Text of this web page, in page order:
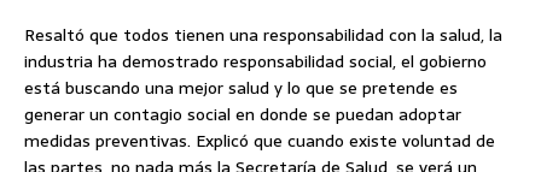
Resaltó que todos tienen una responsabilidad con la salud, la
industria ha demostrado responsabilidad social, el gobierno
está buscando una mejor salud y lo que se pretende es
generar un contagio social en donde se puedan adoptar
medidas preventivas. Explicó que cuando existe voluntad de